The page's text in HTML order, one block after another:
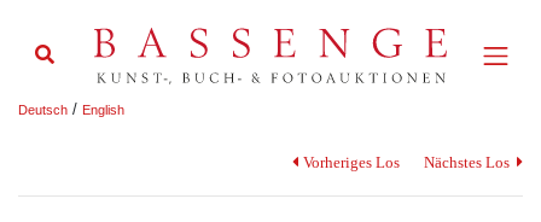
Deutsch / English
Vorheriges Los Nächstes Los